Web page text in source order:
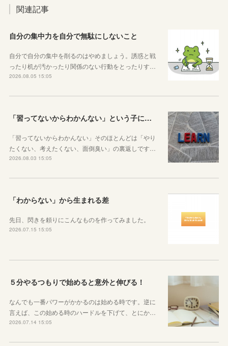
関連記事
自分の集中力を自分で無駄にしないこと
自分で自分の集中を削るのはやめましょう。誘惑と戦
ったり机が汚かったり関係のない行動をとったりす…
2026.08.05 15:05
「習ってないからわかんない」という子に伝えたい、勉強しようと思ったらその方法はいくらでもあるということ
「習ってないからわかんない」そのほとんどは「やり
たくない、考えたくない、面倒臭い」の裏返しです…
2026.08.03 15:05
「わからない」から生まれる差
先日、閃きを頼りにこんなものを作ってみました。
2026.07.15 15:05
５分やるつもりで始めると意外と伸びる！
なんでも一番パワーがかかるのは始める時です。逆に
言えば、この始める時のハードルを下げて、とにか…
2026.07.14 15:05